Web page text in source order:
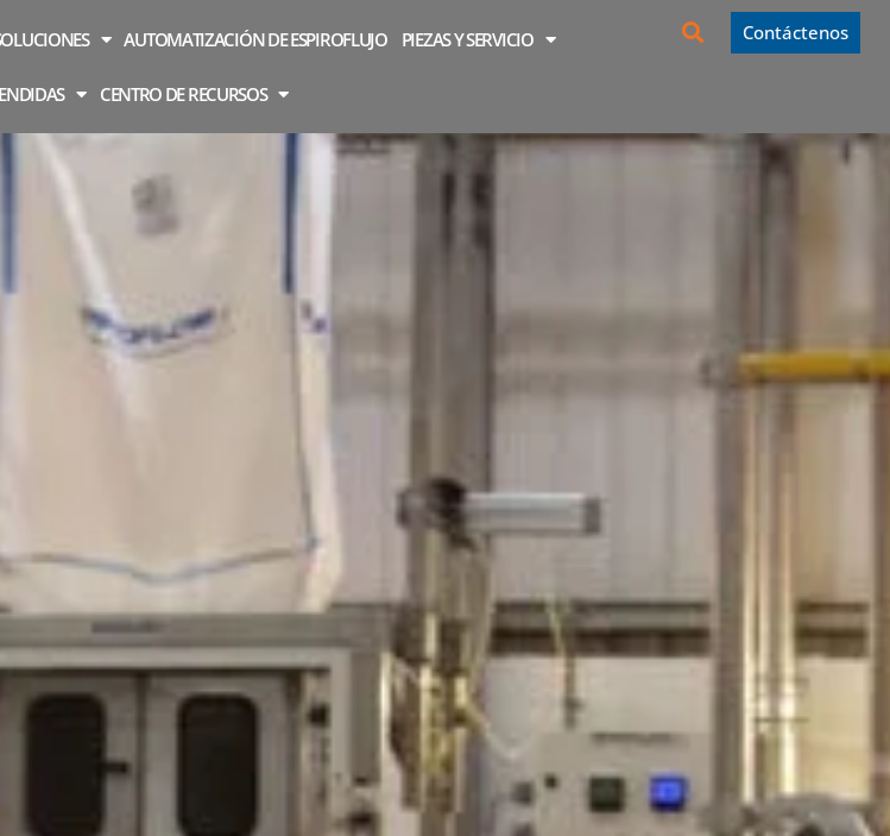
AUTOMATIZACIÓN DE ESPIROFLUJO PIEZAS Y SERVICIO
CENTRO DE RECURSOS
Contáctenos